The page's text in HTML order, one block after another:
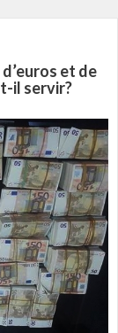
et de
il servir?